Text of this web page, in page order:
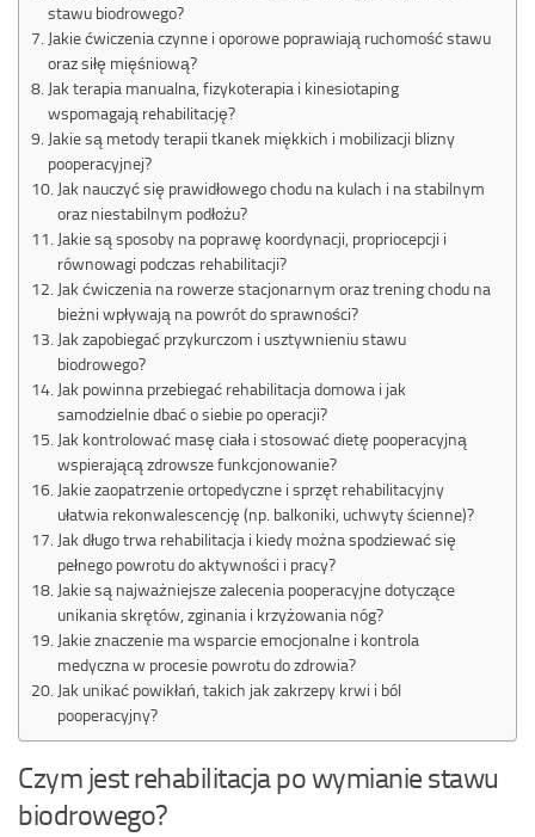
stawu biodrowego?
Jakie ćwiczenia czynne i oporowe poprawiają ruchomość stawu
oraz siłę mięśniową?
Jak terapia manualna, fizykoterapia i kinesiotaping
wspomagają rehabilitację?
Jakie są metody terapii tkanek miękkich i mobilizacji blizny
pooperacyjnej?
Jak nauczyć się prawidłowego chodu na kulach i na stabilnym
oraz niestabilnym podłożu?
Jakie są sposoby na poprawę koordynacji, propriocepcji i
równowagi podczas rehabilitacji?
Jak ćwiczenia na rowerze stacjonarnym oraz trening chodu na
bieżni wpływają na powrót do sprawności?
Jak zapobiegać przykurczom i usztywnieniu stawu
biodrowego?
Jak powinna przebiegać rehabilitacja domowa i jak
samodzielnie dbać o siebie po operacji?
Jak kontrolować masę ciała i stosować dietę pooperacyjną
wspierającą zdrowsze funkcjonowanie?
Jakie zaopatrzenie ortopedyczne i sprzęt rehabilitacyjny
ułatwia rekonwalescencję (np. balkoniki, uchwyty ścienne)?
Jak długo trwa rehabilitacja i kiedy można spodziewać się
pełnego powrotu do aktywności i pracy?
Jakie są najważniejsze zalecenia pooperacyjne dotyczące
unikania skrętów, zginania i krzyżowania nóg?
Jakie znaczenie ma wsparcie emocjonalne i kontrola
medyczna w procesie powrotu do zdrowia?
Jak unikać powikłań, takich jak zakrzepy krwi i ból
pooperacyjny?
Czym jest rehabilitacja po wymianie stawu
biodrowego?